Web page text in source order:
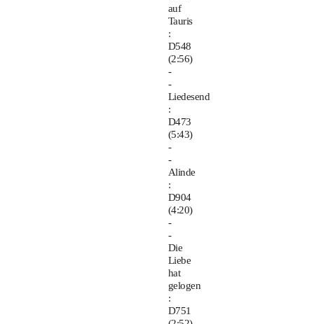
auf
Tauris
:
D548
(2:56)
-
-
Liedesend
:
D473
(5:43)
-
-
Alinde
:
D904
(4:20)
-
-
Die
Liebe
hat
gelogen
:
D751